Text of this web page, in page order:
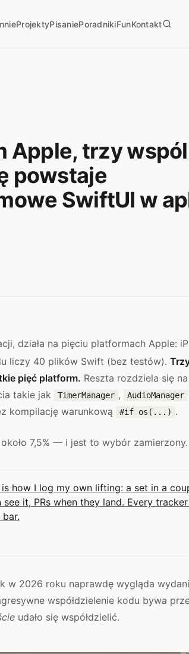
ProjektyPisaniePoradnikiFunKontakt
Apple, trzy
powstaje
SwiftUI w
działa na pięciu platformach Apple:
liczy 40 plików Swift (bez testów).
pięć platform. Reszta rozdziela się
takie jak
TimerManager , AudioManager
kompilację warunkową
#if os(...) .
7,5% — i jest to wybór zamierzony.
is how I log my own lifting: a set in a
see it, PRs when they land. Every
w 2026 roku naprawdę wygląda
współdzielenie kodu bywa
udało się współdzielić.